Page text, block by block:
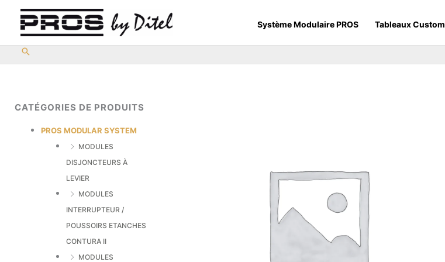
contenu
Système Modulaire PROS Tableaux Custom
CATÉGORIES DE PRODUITS
PROS MODULAR SYSTEM
MODULES
DISJONCTEURS À
LEVIER
MODULES
INTERRUPTEUR /
POUSSOIRS ETANCHES
CONTURA II
MODULES